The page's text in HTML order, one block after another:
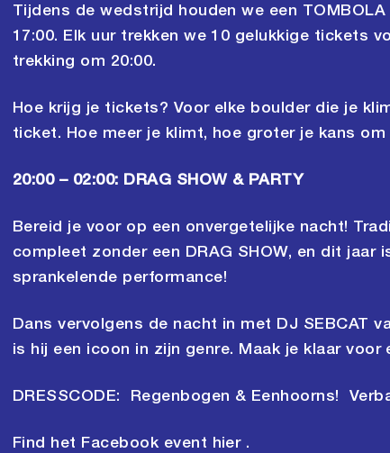
Tijdens de wedstrijd houden we een
17:00. Elk uur trekken we 10 gelukkige tickets
trekking om 20:00.
Hoe krijg je tickets? Voor elke boulder die je
ticket. Hoe meer je klimt, hoe groter je kans
20:00 – 02:00: DRAG SHOW & PARTY
Bereid je voor op een onvergetelijke nacht!
compleet zonder een DRAG SHOW, en dit jaar
sprankelende performance!
Dans vervolgens de nacht in met DJ SEBCAT
is hij een icoon in zijn genre. Maak je klaar voor
DRESSCODE: Regenbogen & Eenhoorns!
Find het Facebook event hier.